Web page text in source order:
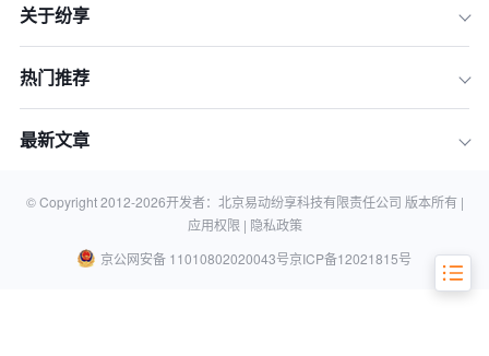
智慧赋能 开启3.0时代
关于纷享
热门推荐
最新文章
© Copyright 2012-2026开发者：北京易动纷享科技有限责任公司 版本所有 |
应用权限 | 隐私政策
京公网安备 11010802020043号京ICP备12021815号